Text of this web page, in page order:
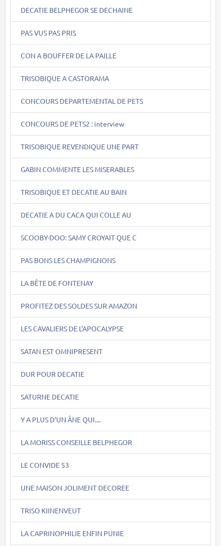
DECATIE BELPHEGOR SE DECHAINE
PAS VUS PAS PRIS
CON A BOUFFER DE LA PAILLE
TRISOBIQUE A CASTORAMA
CONCOURS DEPARTEMENTAL DE PETS
CONCOURS DE PETS2 : interview
TRISOBIQUE REVENDIQUE UNE PART
GABIN COMMENTE LES MISERABLES
TRISOBIQUE ET DECATIE AU BAIN
DECATIE A DU CACA QUI COLLE AU
SCOOBY-DOO: SAMY CROYAIT QUE C
PAS BONS LES CHAMPIGNONS
LA BÊTE DE FONTENAY
PROFITEZ DES SOLDES SUR AMAZON
LES CAVALIERS DE L'APOCALYPSE
SATAN EST OMNIPRESENT
DUR POUR DECATIE
SATURNE DECATIE
Y A PLUS D'UN ÂNE QUI....
LA MORISS CONSEILLE BELPHEGOR
LE CONVIDE 53
UNE MAISON JOLIMENT DECOREE
TRISO KIINENVEUT
LA CAPRINOPHILIE ENFIN PUNIE